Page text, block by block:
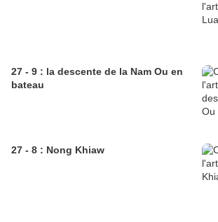
27 - 9 : la descente de la Nam Ou en
bateau
27 - 8 : Nong Khiaw